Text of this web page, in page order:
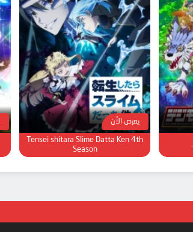
يعرض الأن
Tensei shitara Slime Datta Ken 4th
Season